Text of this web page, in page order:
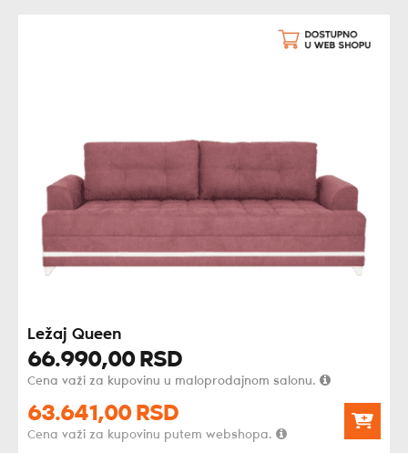
Ležaj Queen
66.990,00 RSD
Cena važi za kupovinu u maloprodajnom salonu.
63.641,00 RSD
Cena važi za kupovinu putem webshopa.